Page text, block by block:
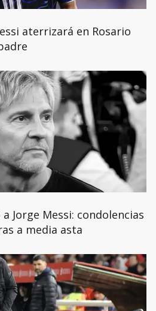
aterrizará en Rosario
Jorge Messi: condolencias
a media asta